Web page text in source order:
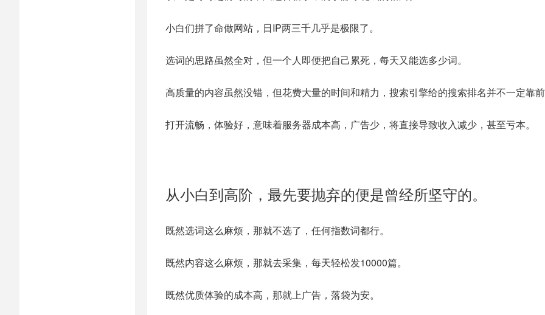
小白们拼了命做网站，日IP两三千几乎是极限了。
选词的思路虽然全对，但一个人即便把自己累死，每天又能选多少词。
高质量的内容虽然没错，但花费大量的时间和精力，搜索引擎给的搜索排名并不一定靠
打开流畅，体验好，意味着服务器成本高，广告少，将直接导致收入减少，甚至亏本。
从小白到高阶，最先要抛弃的便是曾经所坚守的。
既然选词这么麻烦，那就不选了，任何指数词都行。
既然内容这么麻烦，那就去采集，每天轻松发10000篇。
既然优质体验的成本高，那就上广告，落袋为安。